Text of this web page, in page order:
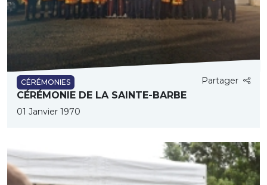
CÉRÉMONIES Partager
CÉRÉMONIE DE LA SAINTE-BARBE
01 Janvier 1970